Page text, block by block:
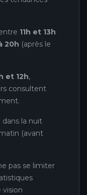
11h et 13h
20h (après le
et 12h,
consultent
dans la nuit
(avant
pas se limiter
vision